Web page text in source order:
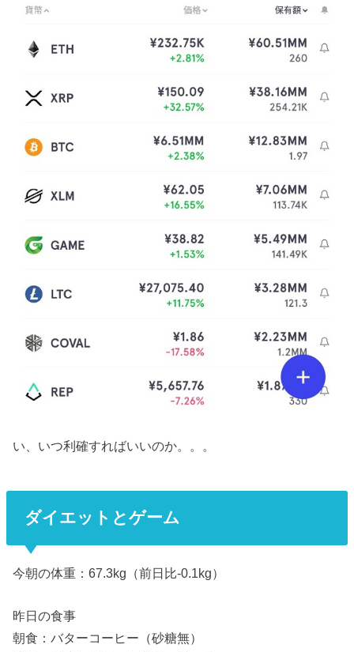
い、いつ利確すればいいのか。。。
ダイエットとゲーム
今朝の体重：67.3kg（前日比-0.1kg）
昨日の食事
朝食：バターコーヒー（砂糖無）